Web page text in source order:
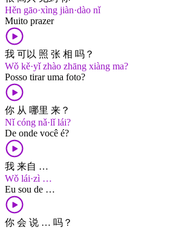
Hěn gāo·xìng jiàn·dào nǐ
Muito prazer
我 可以 照 张 相 吗？
Wǒ kě·yǐ zhào zhāng xiàng ma?
Posso tirar uma foto?
你 从 哪里 来？
Nǐ cóng nǎ·lǐ lái?
De onde você é?
我 来自 …
Wǒ lái·zì …
Eu sou de …
你 会 说 … 吗？